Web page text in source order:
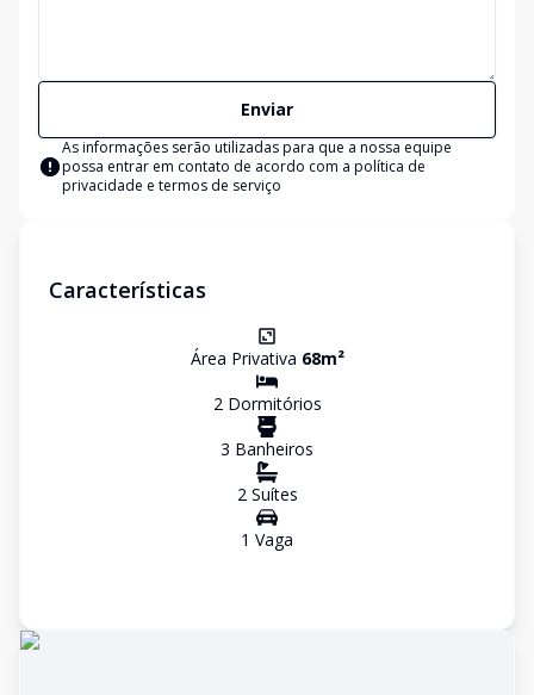
Enviar
As informações serão utilizadas para que a nossa equipe
possa entrar em contato de acordo com a política de
privacidade e termos de serviço
Características
Área Privativa 68m²
2Dormitórios
3 Banheiros
2Suítes
1 Vaga